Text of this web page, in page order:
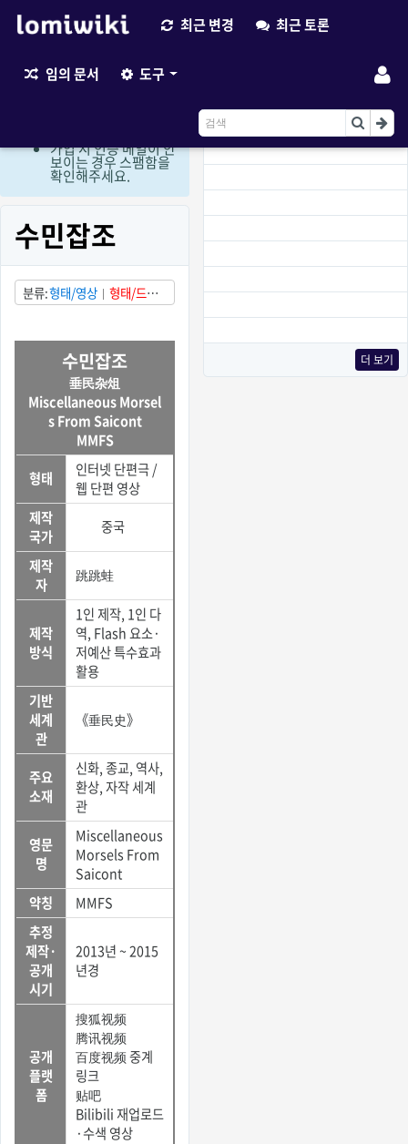
최근 변경 최근 토론
임의 문서 도구
더 보기
현재 로그인 회원만 편
집이 가능한 상태입니
가입 시 인증 메일이 안
보이는 경우 스팸함을
확인해주세요.
수민잡조
분류 형태/영상
형태/드라
마
상태/부분적으로 발견됨
수민잡조
垂民杂俎
Miscellaneous Morsel
s From Saicont
MMFS
형태
인터넷 단편극 /
웹 단편 영상
제작
국가
중국
제작
자
跳跳蛙
제작
방식
1인 제작, 1인 다
역, Flash 요소·
저예산 특수효과
활용
기반
세계
관
《垂民史》
주요
소재
신화, 종교, 역사,
환상, 자작 세계
관
영문
명
Miscellaneous
Morsels From
Saicont
약칭
MMFS
추정
제작·
공개
시기
2013년 ~ 2015
년경
공개
플랫
폼
搜狐视频
腾讯视频
百度视频 중계
링크
贴吧
Bilibili 재업로드
·수색 영상